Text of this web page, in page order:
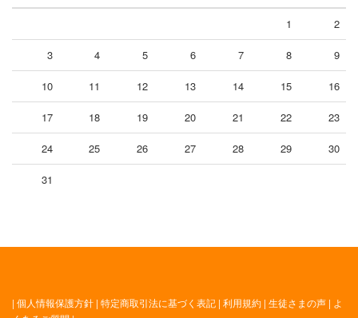
1 2
3 4 5 6 7 8 9
10 11 12 13 14 15 16
17 18 19 20 21 22 23
24 25 26 27 28 29 30
31
| 個人情報保護方針 | 特定商取引法に基づく表記 | 利用規約 | 生徒さまの声 | よ